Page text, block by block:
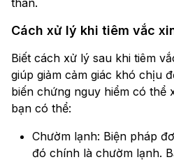
thân.
Cách xử lý khi tiêm vắc
Biết cách xử lý sau khi tiêm
giúp giảm cảm giác khó chịu
biến chứng nguy hiểm có thể
bạn có thể:
Chườm lạnh: Biện pháp
đó chính là chườm lạnh.